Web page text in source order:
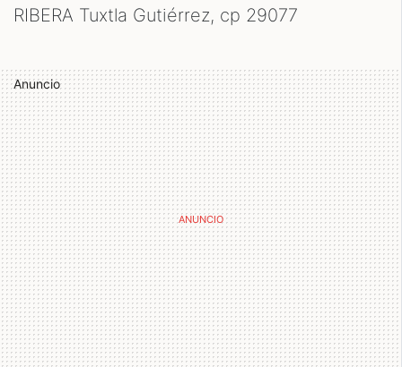
RIBERA Tuxtla Gutiérrez, cp 29077
Anuncio